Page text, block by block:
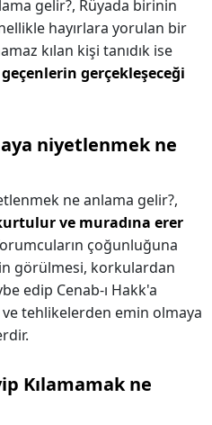
gelir?, Rüyada birinin
hayırlara yorulan bir
kılan kişi tanıdık ise
gerçekleşeceği
niyetlenmek ne
ne anlama gelir?,
ve muradına erer
çoğunluğuna
görülmesi, korkulardan
edip Cenab-ı Hakk'a
tehlikelerden emin olmaya
Kılamamak ne